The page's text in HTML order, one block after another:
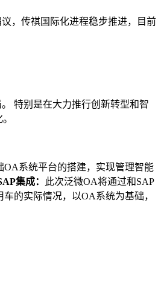
，传祺国际化进程稳步推进，目前
特别是在大力推行创新转型和智
系统平台的搭建，实现管理智能
集成：
此次泛微OA将通过和SAP
的实际情况，以OA系统为基础，